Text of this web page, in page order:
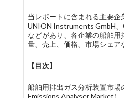
当レポートに含まれる主要企
UNION Instruments GmbH
などがあり、各企業の船舶用
量、売上、価格、市場シェア
【目次】
船舶用排出ガス分析装置市場
Emissions Analyser Market）